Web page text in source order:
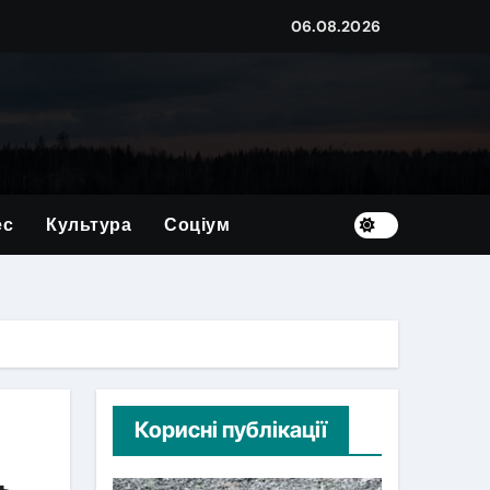
на суму близько мільйона гривень
06.08.2026
Культура Соціум
Корисні публікації